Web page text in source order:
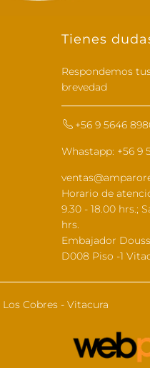
Tienes
Respondemos
brevedad
+56 9 5646
Whastapp: +56 9
Horario de
9.30 - 18.00 hrs.;
hrs.
Embajador
D008 Piso -1
Cobres - Vitacura